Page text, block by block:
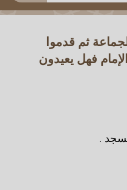
ثم قدموا
فهل يعيدون
.